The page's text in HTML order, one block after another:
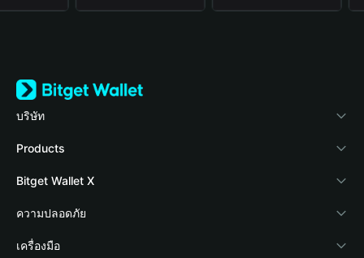
บริษัท
เกี่ยวกับ Bitget Wallet
Blog
Academy
ข่าวสารด้านคริปโต
Products
Crypto Card
Stablecoin Earn
Payfi Crypto
Bitget Wallet X
นักพัฒนา
เชื่อมต่อ Wallet
ความปลอดภัย
Protection Fund
เครื่องมือ